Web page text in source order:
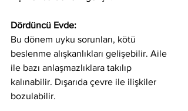
Dördüncü Evde:
Bu dönem uyku sorunları, kötü
beslenme alışkanlıkları gelişebilir. Aile
ile bazı anlaşmazlıklara takılıp
kalınabilir. Dışarıda çevre ile ilişkiler
bozulabilir.